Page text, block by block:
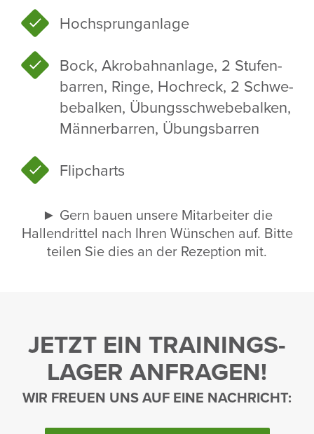
Hoch­sprung­an­lage
Bock, Akro­bahn­an­lage, 2 Stufen­
barren, Ringe, Hoch­reck, 2 Schwe­
be­balken, Übungs­schwe­be­balken,
Männer­barren, Übungs­barren
Flip­charts
► Gern bauen unsere Mitar­beiter die
Hallen­drittel nach Ihren Wünschen auf. Bitte
teilen Sie dies an der Rezep­tion mit.
JETZT EIN TRAI­NINGS­
LAGER ANFRAGEN!
WIR FREUEN UNS AUF EINE NACH­RICHT: